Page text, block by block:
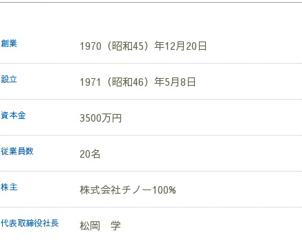
創業 1970（昭和45）年12月20日
設立 1971（昭和46）年5月8日
資本金 3500万円
従業員数 20名
株主 株式会社チノー100%
代表取締役社長 松岡 学